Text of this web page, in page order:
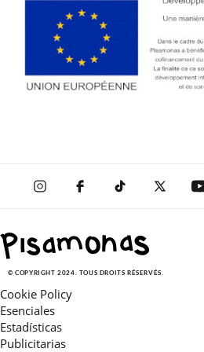
© COPYRIGHT 2024. TOUS DROITS RÉSERVÉS.
Cookie Policy
Esenciales
Estadísticas
Publicitarias